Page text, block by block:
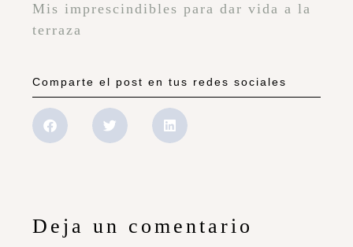
Mis imprescindibles para dar vida a la
terraza
Comparte el post en tus redes sociales
Deja un comentario